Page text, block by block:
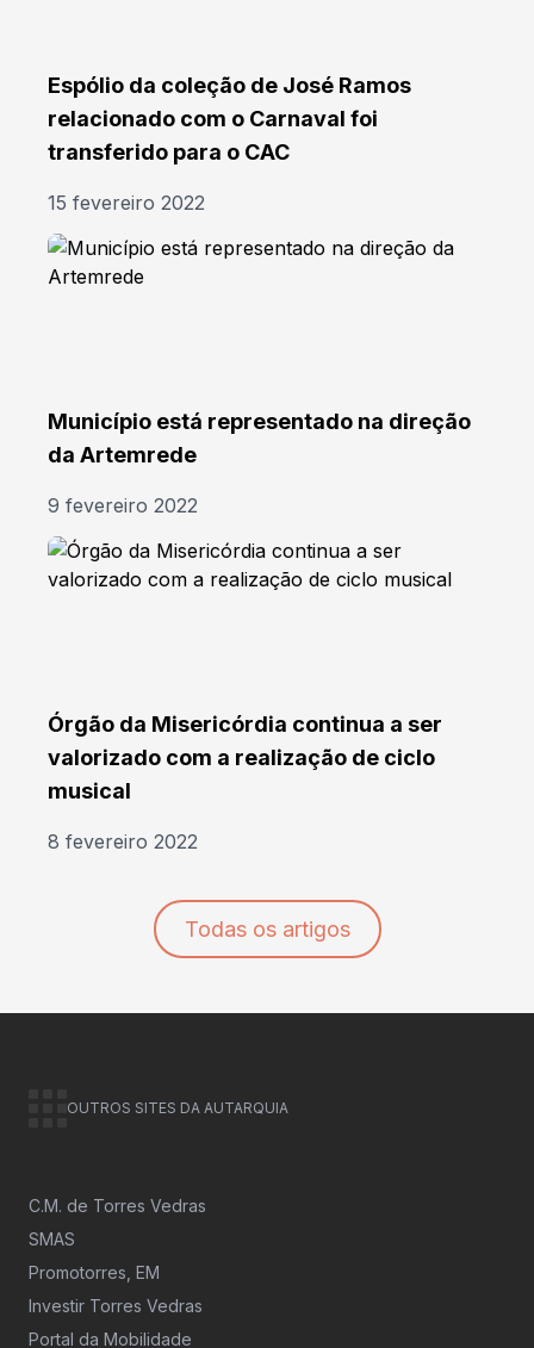
Espólio da coleção de José Ramos
relacionado com o Carnaval foi
transferido para o CAC
15 fevereiro 2022
Município está representado na direção
da Artemrede
9 fevereiro 2022
Órgão da Misericórdia continua a ser
valorizado com a realização de ciclo
musical
8 fevereiro 2022
Todas os artigos
OUTROS SITES DA AUTARQUIA
C.M. de Torres Vedras
SMAS
Promotorres, EM
Investir Torres Vedras
Portal da Mobilidade